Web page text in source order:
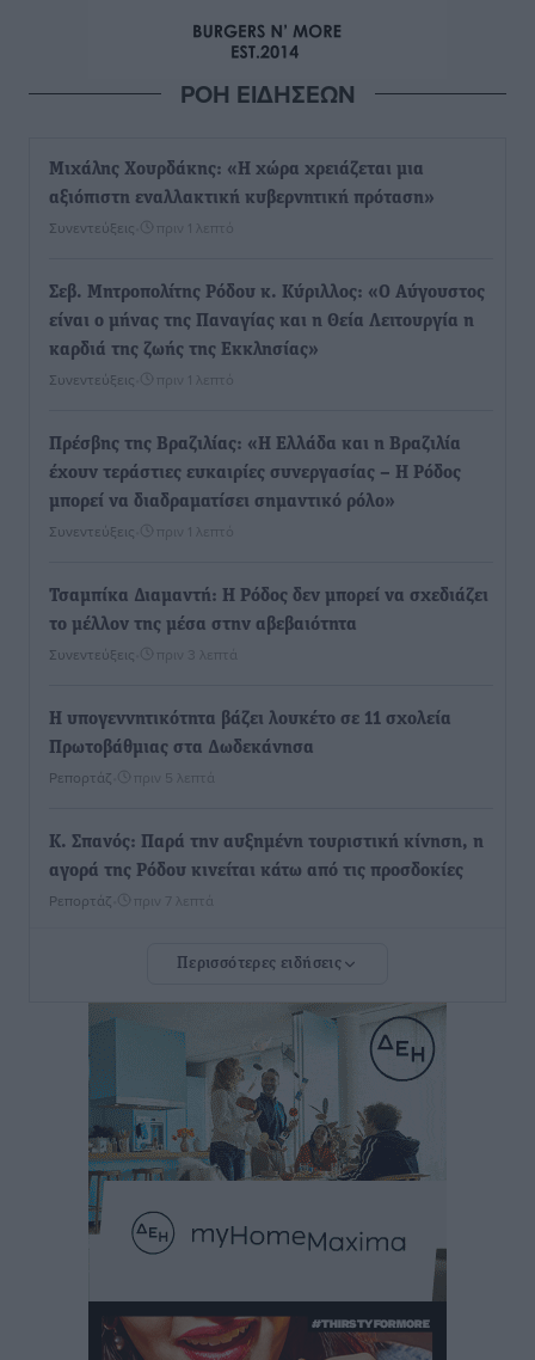
ΡΟΗ ΕΙΔΗΣΕΩΝ
Μιχάλης Χουρδάκης: «Η χώρα χρειάζεται μια
αξιόπιστη εναλλακτική κυβερνητική πρόταση»
Συνεντεύξεις πριν 1 λεπτό
Σεβ. Μητροπολίτης Ρόδου κ. Κύριλλος: «Ο Αύγουστος
είναι ο μήνας της Παναγίας και η Θεία Λειτουργία η
καρδιά της ζωής της Εκκλησίας»
Συνεντεύξεις πριν 1 λεπτό
Πρέσβης της Βραζιλίας: «Η Ελλάδα και η Βραζιλία
έχουν τεράστιες ευκαιρίες συνεργασίας – Η Ρόδος
μπορεί να διαδραματίσει σημαντικό ρόλο»
Συνεντεύξεις πριν 1 λεπτό
Τσαμπίκα Διαμαντή: Η Ρόδος δεν μπορεί να σχεδιάζει
το μέλλον της μέσα στην αβεβαιότητα
Συνεντεύξεις πριν 3 λεπτά
Η υπογεννητικότητα βάζει λουκέτο σε 11 σχολεία
Πρωτοβάθμιας στα Δωδεκάνησα
Ρεπορτάζ πριν 5 λεπτά
Κ. Σπανός: Παρά την αυξημένη τουριστική κίνηση, η
αγορά της Ρόδου κινείται κάτω από τις προσδοκίες
Ρεπορτάζ πριν 7 λεπτά
Ο λαγοκέφαλος βρήκε επιτέλους τιμή, μένει να βρεθεί
Δημο-Κρίσεις
Το ΠΑΣΟΚ στα Δωδεκάνησα ψάχνει έξι και του
περισσεύουν 14
Δημο-Κρίσεις• πριν 8 λεπτά
Η Ροδιακή Επαυλη περιμένει ακόμα να βρεθεί κάποιος
να την αναλάβει
Ενας υπουργός που έρχεται στη Ρόδο με λύσεις και
Περισσότερες ειδήσεις